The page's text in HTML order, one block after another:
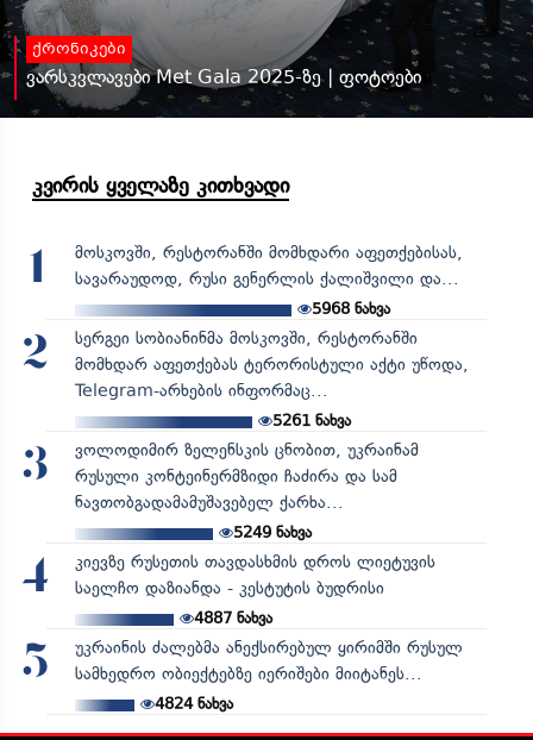
ქრონიკები
ვარსკვლავები Met Gala 2025-ზე | ფოტოები
კვირის ყველაზე კითხვადი
1
მოსკოვში, რესტორანში მომხდარი აფეთქებისას,
სავარაუდოდ, რუსი გენერლის ქალიშვილი და...
5968 ნახვა
2
სერგეი სობიანინმა მოსკოვში, რესტორანში
მომხდარ აფეთქებას ტერორისტული აქტი უწოდა,
Telegram-არხების ინფორმაც...
5261ნახვა
3
ვოლოდიმირ ზელენსკის ცნობით, უკრაინამ
რუსული კონტეინერმზიდი ჩაძირა და სამ
ნავთობგადამამუშავებელ ქარხა...
5249ნახვა
4
კიევზე რუსეთის თავდასხმის დროს ლიეტუვის
საელჩო დაზიანდა - კესტუტის ბუდრისი
4887ნახვა
5
უკრაინის ძალებმა ანექსირებულ ყირიმში რუსულ
სამხედრო ობიექტებზე იერიშები მიიტანეს...
4824ნახვა